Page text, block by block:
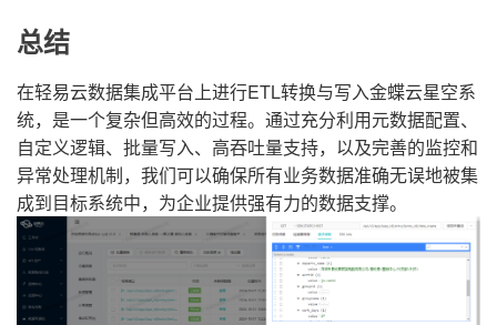
总结
在轻易云数据集成平台上进行ETL转换与写入金蝶云星空系
统，是一个复杂但高效的过程。通过充分利用元数据配置、
自定义逻辑、批量写入、高吞吐量支持，以及完善的监控和
异常处理机制，我们可以确保所有业务数据准确无误地被集
成到目标系统中，为企业提供强有力的数据支撑。